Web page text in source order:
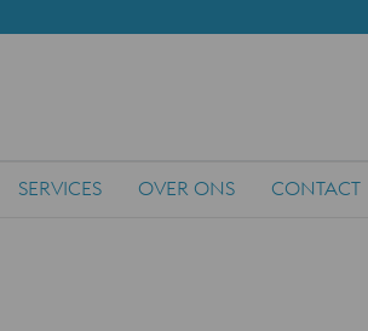
SERVICES OVER ONS CONTACT